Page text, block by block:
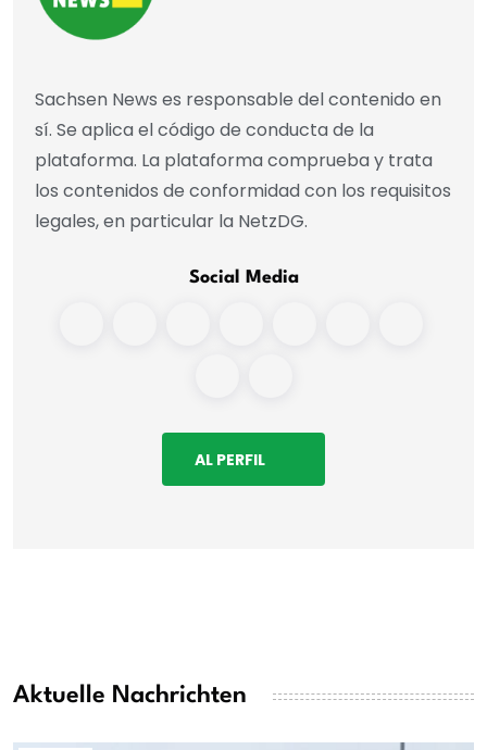
Sachsen News es responsable del contenido en
sí. Se aplica el código de conducta de la
plataforma. La plataforma comprueba y trata
los contenidos de conformidad con los requisitos
legales, en particular la NetzDG.
Social Media
AL PERFIL
Aktuelle Nachrichten